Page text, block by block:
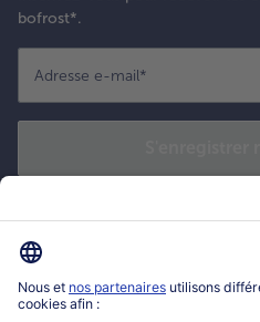
bofrost*.
Adresse e-mail*
personnalisées de bofrost* par